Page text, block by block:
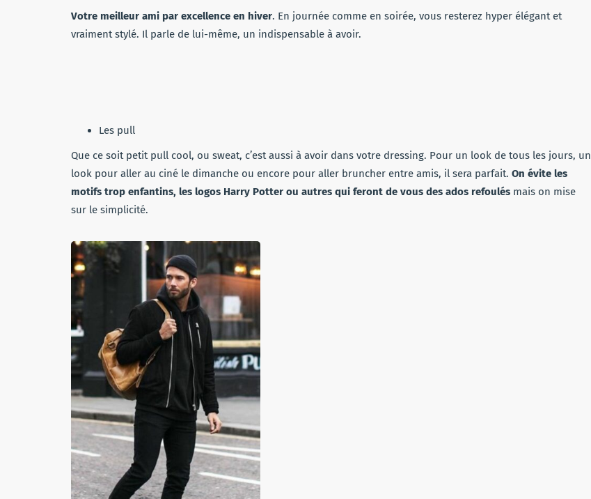
Votre meilleur ami par excellence en hiver. En journée comme en soirée, vous resterez hyper élégant et
vraiment stylé. Il parle de lui-même, un indispensable à avoir.
Les pull
Que ce soit petit pull cool, ou sweat, c’est aussi à avoir dans votre dressing. Pour un look de tous les jours, un
look pour aller au ciné le dimanche ou encore pour aller bruncher entre amis, il sera parfait. On évite les
motifs trop enfantins, les logos Harry Potter ou autres qui feront de vous des ados refoulés mais on mise
sur le simplicité.